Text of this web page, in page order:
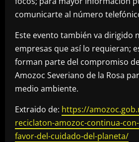
comunicarte al número
Este evento también va dirigido
empresas que así lo requieran;
forman parte del compromiso
Amozoc Severiano de la Rosa
medio ambiente.
Extraido de: https://
reciclaton-amozoc-continua-
favor-del-cuidado-del-planeta/